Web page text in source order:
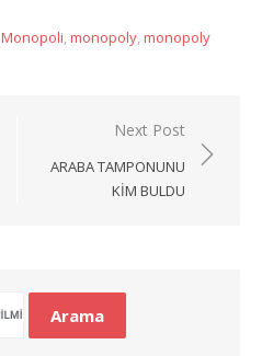
Monopoli,monopoly,monopoly
Next Post
ARABA TAMPONUNU
KIM BULDU